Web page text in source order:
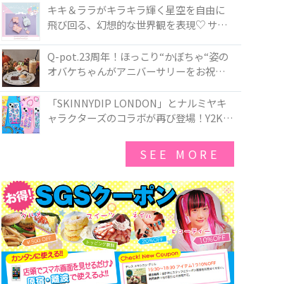
キキ＆ララがキラキラ輝く星空を自由に
飛び回る、幻想的な世界観を表現♡ サマ
50周年アニバーサリーイヤー』を記念し
たコレクションが登場
Q-pot.23周年！ほっこり“かぼちゃ“姿の
オバケちゃんがアニバーサリーをお祝い
ー」が新発売！Q-pot CAFE.では「かぼち
ゃのオバケーキプレート」も登場
「SKINNYDIP LONDON」とナルミヤキ
ャラクターズのコラボが再び登場！Y2Kム
SEE MORE